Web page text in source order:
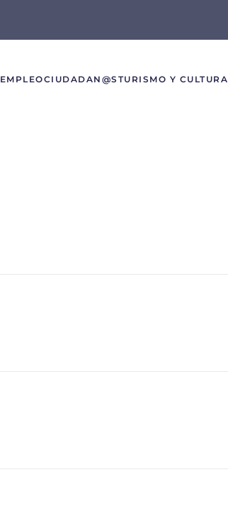
EMPLEOCIUDADAN@S TURISMO Y CULTURA